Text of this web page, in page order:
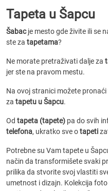
Tapeta u Šapcu
Šabacje mesto gde živite ili se
ste za tapetama?
Ne morate pretraživati dalje za
jer ste na pravom mestu.
Na ovoj stranici možete pronaći
za tapetu u Šapcu.
Od tapeta (tapete) pa do svih
telefona, ukratko sve otapeti
Potrebne su Vam tapete u
način da transformišete svaki
prilika da stvorite svoj vlastiti
umetnost i dizajn. Kolekcija